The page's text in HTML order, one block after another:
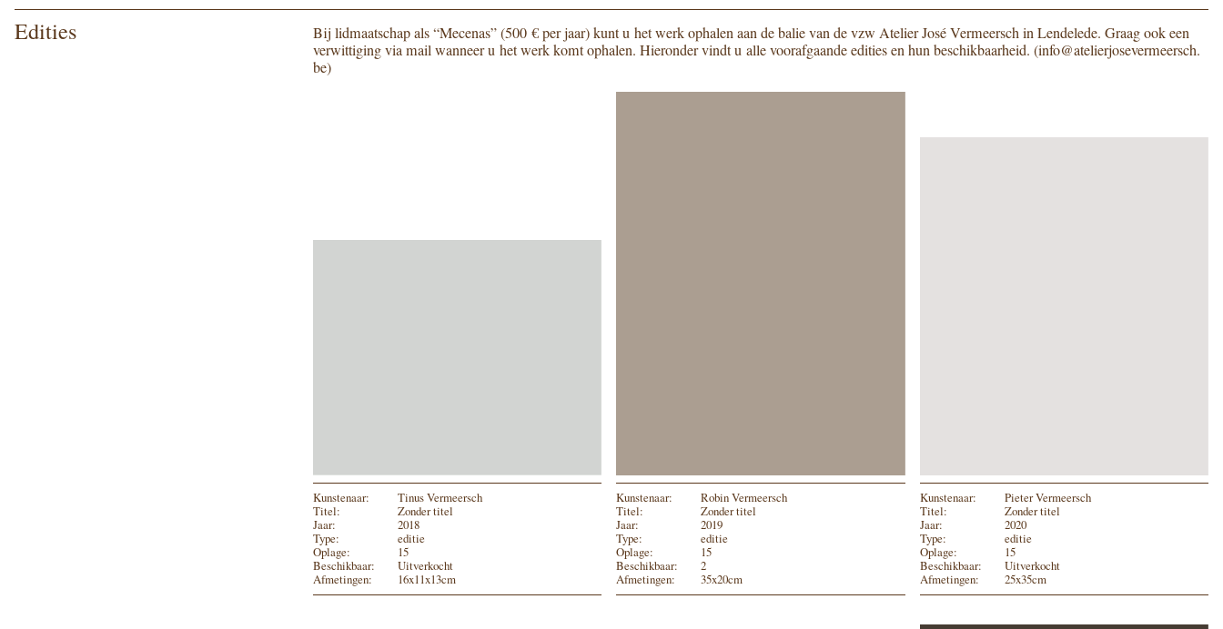
Edities Bij lid­maat­schap als“Mecenas” (500 € per jaar) kunt u het werk opha­len aan de balie van de vzw Atelier José Vermeersch in Lendelede. Graag ook een
ver­wit­ti­ging via mail wan­neer u het werk komt opha­len. Hieronder vindt u alle voor­af­gaan­de edi­ties en hun beschik­baar­heid. (info@​atelierjosevermeersch.​
be)
Kunstenaar:
Tinus Vermeersch
Titel:
Zonder titel
Jaar:
2018
Type:
editie
Oplage:
15
Beschikbaar:
Uitverkocht
Afmetingen:
16x11x13cm
Kunstenaar:
Robin Vermeersch
Titel:
Zonder titel
Jaar:
2019
Type:
editie
Oplage:
15
Beschikbaar:
2
Afmetingen:
35x20cm
Kunstenaar:
Pieter Vermeersch
Titel:
Zonder titel
Jaar:
2020
Type:
editie
Oplage:
15
Beschikbaar:
Uitverkocht
Afmetingen:
25x35cm